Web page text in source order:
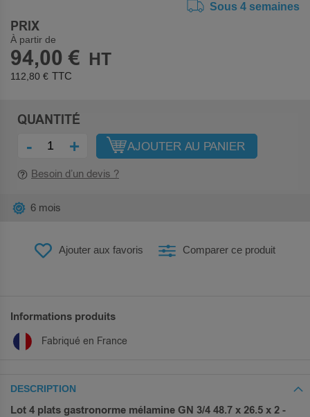
Sous 4 semaines
PRIX
À partir de
94,00 €
112,80 €
QUANTITÉ
- + AJOUTER AU PANIER
Besoin d’un devis ?
Ajouter aux favoris Comparer ce produit
6 mois
Informations produits
Fabriqué en France
DESCRIPTION
Lot 4 plats gastronorme mélamine GN 3/4 48.7 x 26.5 x 2 -